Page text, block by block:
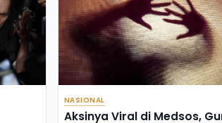
NASIONAL
Aksinya Viral di Medsos,